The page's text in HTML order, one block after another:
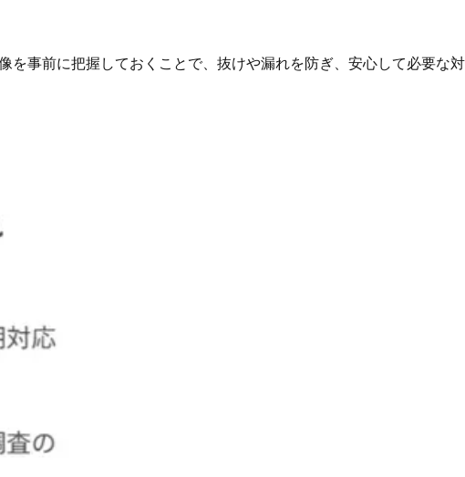
事前に把握しておくことで、抜けや漏れを防ぎ、安心して必要な対